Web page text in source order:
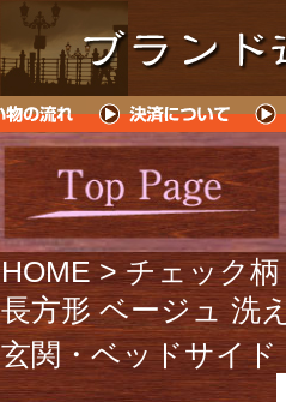
HOME > チェック
長方形 ベージュ 洗
玄関・ベッドサイ